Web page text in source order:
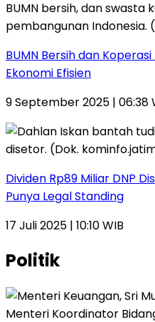
BUMN Bersih dan
Ekonomi Efisien
9 September 2025 | 06:38
Dividen Rp89 Miliar DNP
Punya Legal Standing
17 Juli 2025 | 10:10 WIB
Politik